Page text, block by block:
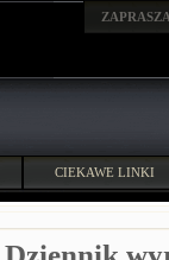
CIEKAWE LINKI